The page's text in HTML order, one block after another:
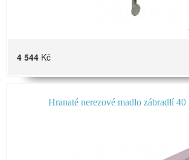
4 544 Kč
Hranaté nerezové madlo zábradlí